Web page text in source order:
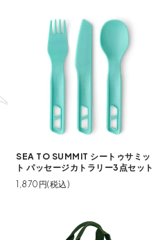
SEA TO SUMMIT シートゥサミッ
ト パッセージカトラリー3点セット
1,870円(税込)